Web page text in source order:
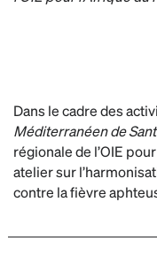
Dans le cadre des
Méditerranéen de
régionale de l’OIE
atelier sur
contre la fièvre